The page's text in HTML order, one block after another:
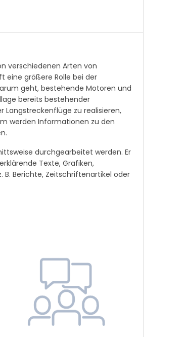
verschiedenen Arten von
eine größere Rolle bei der
geht, bestehende Motoren und
bereits bestehender
Langstreckenflüge zu realisieren,
werden Informationen zu den
durchgearbeitet werden. Er
Texte, Grafiken,
Berichte, Zeitschriftenartikel oder